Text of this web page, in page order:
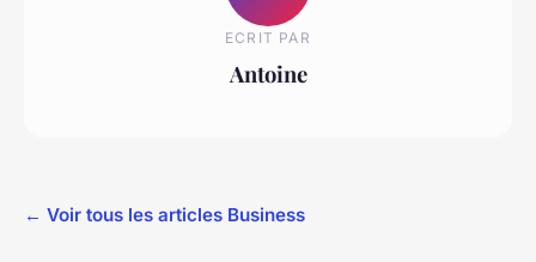
ECRIT PAR
Antoine
← Voir tous les articles Business